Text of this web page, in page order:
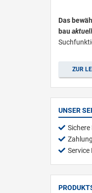
Das
bau aktuell
ZUR
UNSER
Sichere
Service